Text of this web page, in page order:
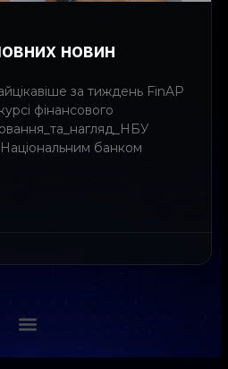
новин
за тиждень FinAP
фінансового
банком